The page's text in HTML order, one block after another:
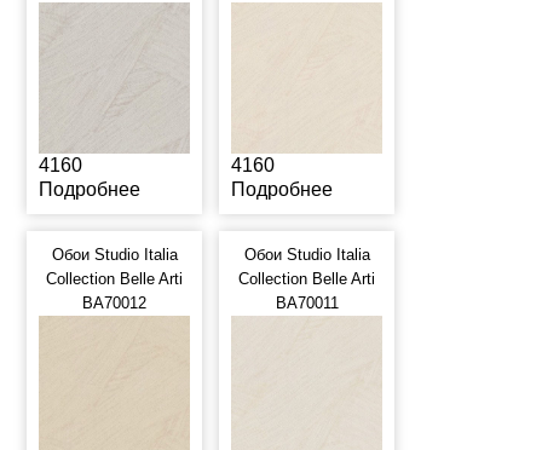
4160
Подробнее
4160
Подробнее
Обои Studio Italia
Collection Belle Arti
BA70012
Обои Studio Italia
Collection Belle Arti
BA70011